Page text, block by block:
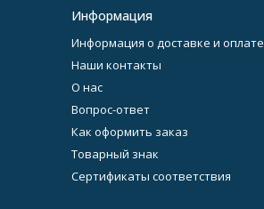
Информация
Информация о доставке и оплате
Наши контакты
О нас
Вопрос-ответ
Как оформить заказ
Товарный знак
Сертификаты соответствия